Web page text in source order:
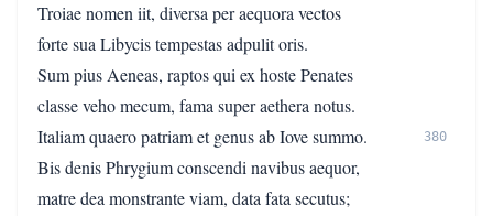
Troiae nomen iit, diversa per aequora vectos
forte sua Libycis tempestas adpulit oris.
Sum pius Aeneas, raptos qui ex hoste Penates
classe veho mecum, fama super aethera notus.
Italiam quaero patriam et genus ab Iove summo.
380
Bis denis Phrygium conscendi navibus aequor,
matre dea monstrante viam, data fata secutus;